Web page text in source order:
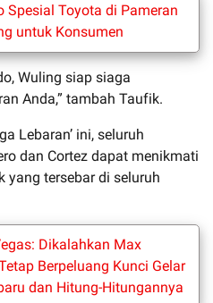
Spesial Toyota di Pameran
untuk Konsumen
Wuling siap siaga
Anda,” tambah Taufik.
Lebaran’ ini, seluruh
dan Cortez dapat menikmati
yang tersebar di seluruh
Dikalahkan Max
Berpeluang Kunci Gelar
dan Hitung-Hitungannya